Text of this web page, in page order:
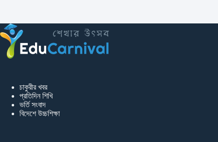
চাকুরীর খবর
প্রতিদিন শিখি
ভর্তি সংবাদ
বিদেশে উচ্চশিক্ষা